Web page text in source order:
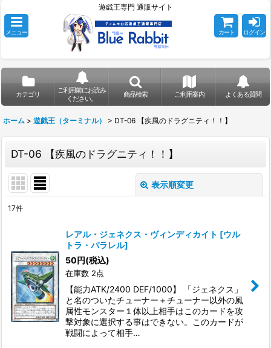
遊戯王専門 通販サイト
メニュー カート ログイン
カテゴリ
ご利用前にお読み
ください。
商品検索 ご利用案内 よくある質問
ホーム > 遊戯王（ターミナル） > DT-06 【疾風のドラグニティ！！】
DT-06 【疾風のドラグニティ！！】
表示順変更
並び順:
絞り込む
17件
レアル・ジェネクス・ヴィンディカイト [ウル
トラ・パラレル]
50円(税込)
在庫数 2点
【能力ATK/2400 DEF/1000】 「ジェネクス」
と名のついたチューナー＋チューナー以外の風
属性モンスター１体以上相手はこのカードを攻
撃対象に選択する事はできない。このカードが
戦闘によって相手…